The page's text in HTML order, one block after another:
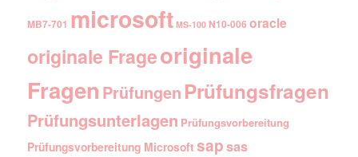
MB7-701 microsoft MS-100 N10-006 oracle
originale Frageoriginale
Fragen Prüfungen Prüfungsfragen
Prüfungsunterlagen Prüfungsvorbereitung
Prüfungsvorbereitung Microsoft sapsas